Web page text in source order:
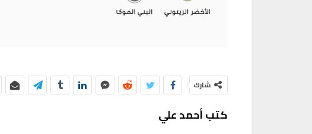
شارك
كتب أحمد علي